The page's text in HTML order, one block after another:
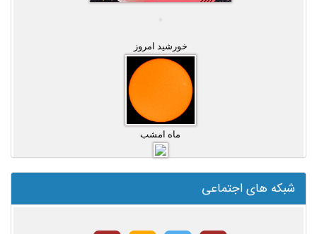
خورشید امروز
ماه امشب
شبکه های اجتماعی